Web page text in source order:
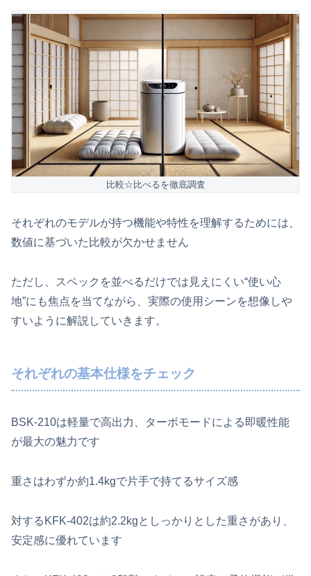
比較☆比べるを徹底調査
それぞれのモデルが持つ機能や特性を理解するためには、
数値に基づいた比較が欠かせません
ただし、スペックを並べるだけでは見えにくい“使い心
地”にも焦点を当てながら、実際の使用シーンを想像しや
すいように解説していきます。
それぞれの基本仕様をチェック
BSK-210は軽量で高出力、ターボモードによる即暖性能
が最大の魅力です
重さはわずか約1.4kgで片手で持てるサイズ感
対するKFK-402は約2.2kgとしっかりとした重さがあり、
安定感に優れています